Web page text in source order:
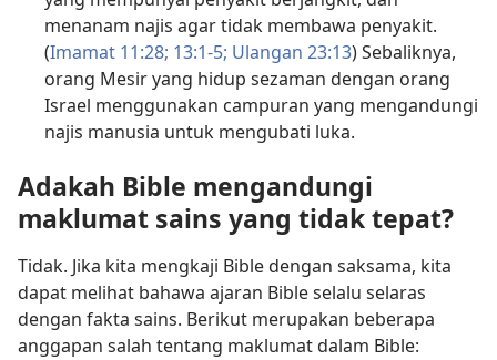
menanam najis agar tidak membawa penyakit.
(Imamat 11:28; 13:​1-5; Ulangan 23:13) Sebaliknya,
orang Mesir yang hidup sezaman dengan orang
Israel menggunakan campuran yang mengandungi
najis manusia untuk mengubati luka.
Adakah Bible mengandungi
maklumat sains yang tidak tepat?
Tidak. Jika kita mengkaji Bible dengan saksama, kita
dapat melihat bahawa ajaran Bible selalu selaras
dengan fakta sains. Berikut merupakan beberapa
anggapan salah tentang maklumat dalam Bible: